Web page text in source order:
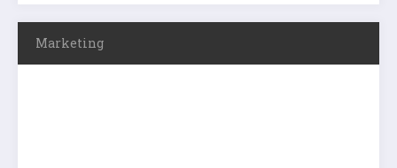
Marketing